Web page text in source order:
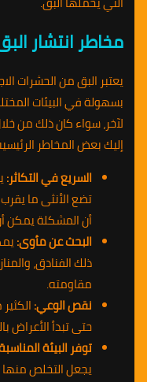
مخاطر انتشار
يعتبر البق من الحشرات
بسهولة في البيئات
لآخر، سواء كان ذلك من
إليك بعض المخاطر
السريع في التكاثر:
أن المشكلة يمكن
البحث عن مأوى:
ذلك الفنادق،
مقاومته.
نقص الوعي:
حتى تبدأ الأعراض
توفر البيئة
يجعل التخلص منها